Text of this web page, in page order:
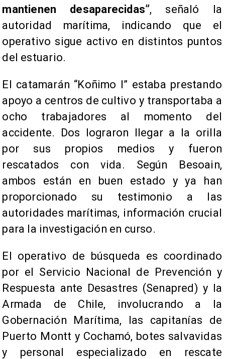
mantienen desaparecidas”, señaló la
autoridad marítima, indicando que el
operativo sigue activo en distintos puntos
del estuario.
El catamarán “Koñimo I” estaba prestando
apoyo a centros de cultivo y transportaba a
ocho trabajadores al momento del
accidente. Dos lograron llegar a la orilla
por sus propios medios y fueron
rescatados con vida. Según Besoain,
ambos están en buen estado y ya han
proporcionado su testimonio a las
autoridades marítimas, información crucial
para la investigación en curso.
El operativo de búsqueda es coordinado
por el Servicio Nacional de Prevención y
Respuesta ante Desastres (Senapred) y la
Armada de Chile, involucrando a la
Gobernación Marítima, las capitanías de
Puerto Montt y Cochamó, botes salvavidas
y personal especializado en rescate